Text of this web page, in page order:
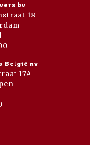
bv
18
België nv
17A